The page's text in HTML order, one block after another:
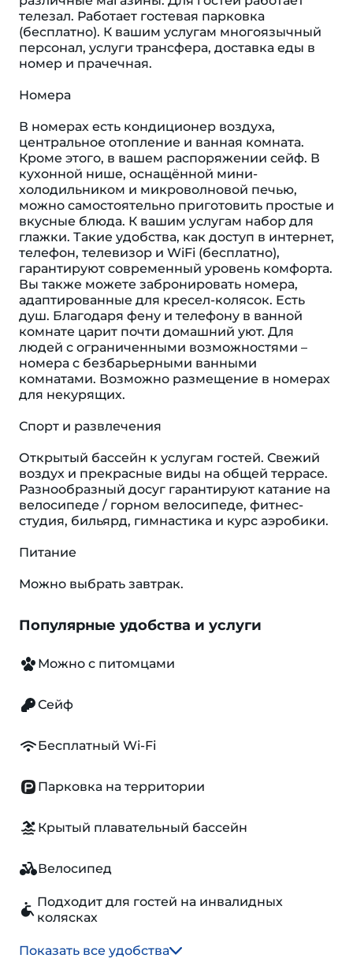
телезал. Работает гостевая парковка
(бесплатно). К вашим услугам многоязычный
персонал, услуги трансфера, доставка еды в
номер и прачечная.
Номера
В номерах есть кондиционер воздуха,
центральное отопление и ванная комната.
Кроме этого, в вашем распоряжении сейф. В
кухонной нише, оснащённой мини-
холодильником и микроволновой печью,
можно самостоятельно приготовить простые и
вкусные блюда. К вашим услугам набор для
глажки. Такие удобства, как доступ в интернет,
телефон, телевизор и WiFi (бесплатно),
гарантируют современный уровень комфорта.
Вы также можете забронировать номера,
адаптированные для кресел-колясок. Eсть
душ. Благодаря фену и телефону в ванной
комнате царит почти домашний уют. Для
людей с ограниченными возможностями –
номера с безбарьерными ванными
комнатами. Возможно размещение в номерах
для некурящих.
Спорт и развлечения
Открытый бассейн к услугам гостей. Свежий
воздух и прекрасные виды на общей террасе.
Разнообразный досуг гарантируют катание на
велосипеде / горном велосипеде, фитнес-
студия, бильярд, гимнастика и курс аэробики.
Питание
Можно выбрать завтрак.
Популярные удобства и услуги
Можно с питомцами
Сейф
Бесплатный Wi-Fi
Парковка на территории
Крытый плавательный бассейн
Велосипед
Подходит для гостей на инвалидных
колясках
Показать все удобства